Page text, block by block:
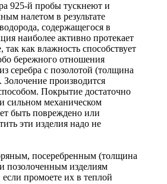
925-й пробы тускнеют и
налетом в результате
содержащегося в
наиболее активно протекает
так как влажность способствует
бережного отношения
серебра с позолотой (толщина
производится
Покрытие достаточно
сильном механическом
быть повреждено или
эти изделия надо не
посеребренным (толщина
позолоченным изделиям
если промоете их в теплой